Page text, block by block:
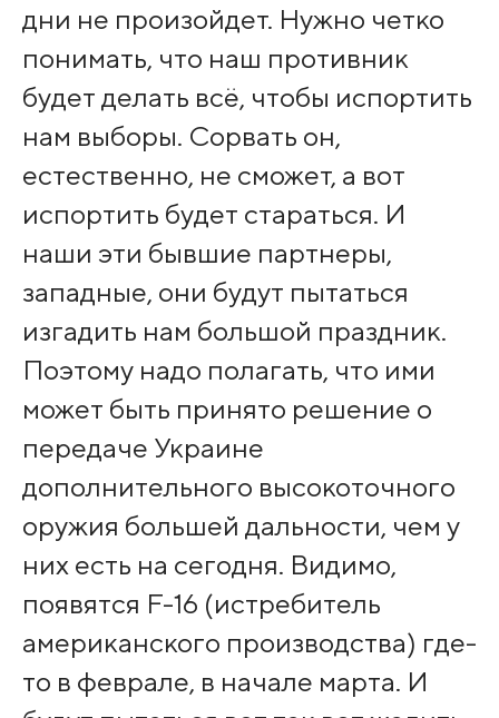
дни не произойдет. Нужно четко
понимать, что наш противник
будет делать всё, чтобы испортить
нам выборы. Сорвать он,
естественно, не сможет, а вот
испортить будет стараться. И
наши эти бывшие партнеры,
западные, они будут пытаться
изгадить нам большой праздник.
Поэтому надо полагать, что ими
может быть принято решение о
передаче Украине
дополнительного высокоточного
оружия большей дальности, чем у
них есть на сегодня. Видимо,
появятся F-16 (истребитель
американского производства) где-
то в феврале, в начале марта. И